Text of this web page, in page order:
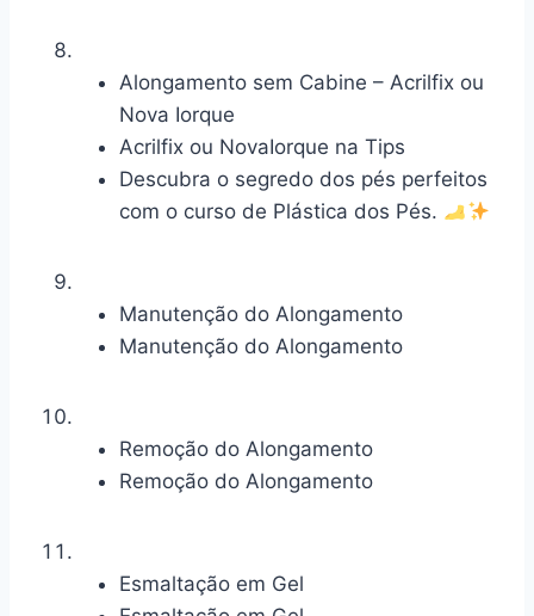
Alongamento sem Cabine – Acrilfix ou
Nova Iorque
Acrilfix ou NovaIorque na Tips
Descubra o segredo dos pés perfeitos
com o curso de Plástica dos Pés.
Manutenção do Alongamento
Manutenção do Alongamento
Remoção do Alongamento
Remoção do Alongamento
Esmaltação em Gel